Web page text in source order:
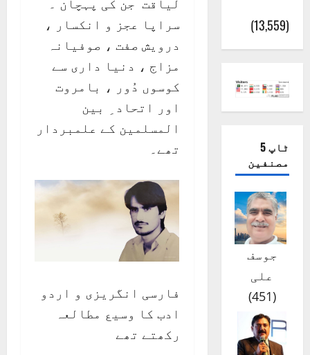
سراپا عجز و انکسار ،
درویش صفت ، صوفیانہ
مزاج ، دنیا داری سے
کوسوں دُور ، بامروت
اور اتحاد ِ بین
المسلمین کے علمبردار
تھے۔
فارسی انگریزی و اردو
ادب کا وسیع مطالعہ
رکھتے تھے
(13,559)
ٹاپ 5
مصنفین
جوسف
علی
(
451
)